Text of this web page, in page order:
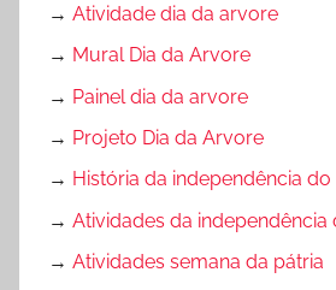
→ Atividade dia da arvore
→ Mural Dia da Arvore
→ Painel dia da arvore
→ Projeto Dia da Arvore
→ História da independência do
→ Atividades da independência
→ Atividades semana da pátria